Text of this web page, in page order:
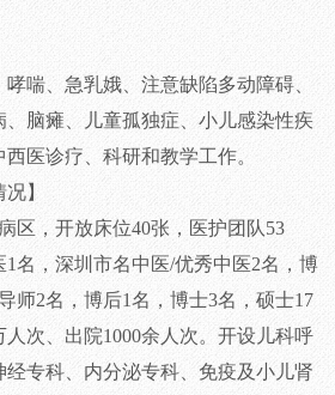
喘、急乳娥、注意缺陷多动障碍、
脑瘫、儿童孤独症、小儿感染性疾
医诊疗、科研和教学工作。
】
区，开放床位40张，医护团队53
1名，深圳市名中医/优秀中医2名，博
师2名，博后1名，博士3名，硕士17
次、出院1000余人次。开设儿科呼
经专科、内分泌专科、免疫及小儿肾